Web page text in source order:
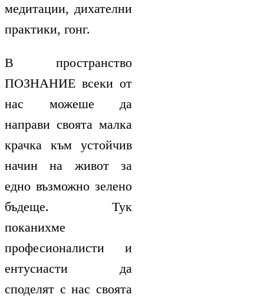
медитации, дихателни
практики, гонг.
В пространство
ПОЗНАНИЕ всеки от
нас можеше да
направи своята малка
крачка към устойчив
начин на живот за
едно възможно зелено
бъдеще. Тук
поканихме
професионалисти и
ентусиасти да
споделят с нас своята